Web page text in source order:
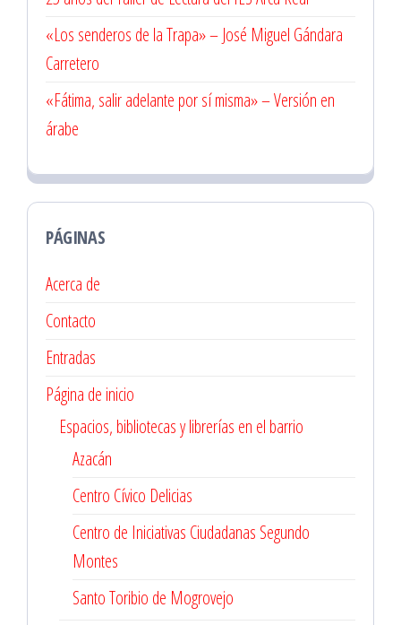
«Los senderos de la Trapa» – José Miguel Gándara
Carretero
«Fátima, salir adelante por sí misma» – Versión en
árabe
PÁGINAS
Acerca de
Contacto
Entradas
Página de inicio
Espacios, bibliotecas y librerías en el barrio
Azacán
Centro Cívico Delicias
Centro de Iniciativas Ciudadanas Segundo
Montes
Santo Toribio de Mogrovejo